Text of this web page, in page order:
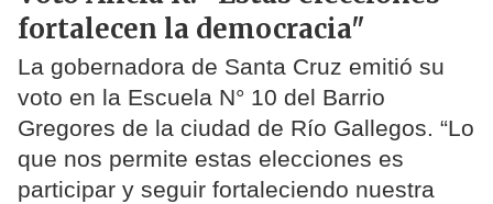
fortalecen la democracia"
La gobernadora de Santa Cruz emitió su
voto en la Escuela N° 10 del Barrio
Gregores de la ciudad de Río Gallegos. “Lo
que nos permite estas elecciones es
participar y seguir fortaleciendo nuestra